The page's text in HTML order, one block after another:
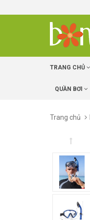
TRANG CHỦ
QUẦN BƠI
Trang chủ